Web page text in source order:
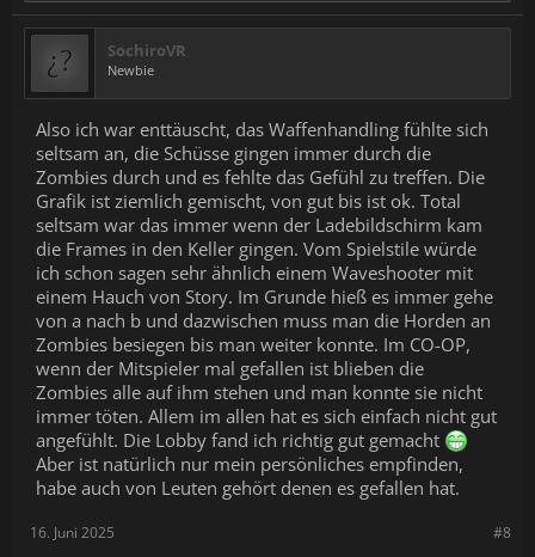
SochiroVR
Newbie
Also ich war enttäuscht, das Waffenhandling fühlte sich
seltsam an, die Schüsse gingen immer durch die
Zombies durch und es fehlte das Gefühl zu treffen. Die
Grafik ist ziemlich gemischt, von gut bis ist ok. Total
seltsam war das immer wenn der Ladebildschirm kam
die Frames in den Keller gingen. Vom Spielstile würde
ich schon sagen sehr ähnlich einem Waveshooter mit
einem Hauch von Story. Im Grunde hieß es immer gehe
von a nach b und dazwischen muss man die Horden an
Zombies besiegen bis man weiter konnte. Im CO-OP,
wenn der Mitspieler mal gefallen ist blieben die
Zombies alle auf ihm stehen und man konnte sie nicht
immer töten. Allem im allen hat es sich einfach nicht gut
angefühlt. Die Lobby fand ich richtig gut gemacht
Aber ist natürlich nur mein persönliches empfinden,
habe auch von Leuten gehört denen es gefallen hat.
#8
16. Juni 2025